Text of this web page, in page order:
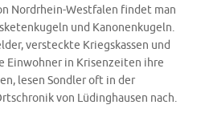
Nordrhein-Westfalen findet man
und Kanonenkugeln.
versteckte Kriegskassen und
Einwohner in Krisenzeiten ihre
lesen Sondler oft in der
von Lüdinghausen nach.